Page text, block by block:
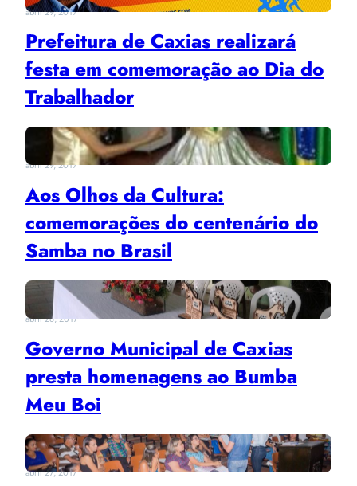
abril 29, 2017
Prefeitura de Caxias realizará
festa em comemoração ao Dia do
Trabalhador
abril 29, 2017
Aos Olhos da Cultura:
comemorações do centenário do
Samba no Brasil
abril 28, 2017
Governo Municipal de Caxias
presta homenagens ao Bumba
Meu Boi
abril 27, 2017